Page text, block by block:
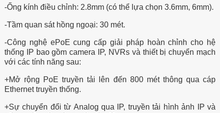
-Ống kính điều chỉnh: 2.8mm (có thể lựa chọn 3.6mm, 6mm).
-Tầm quan sát hồng ngoại: 30 mét.
-Công nghệ ePoE cung cấp giải pháp hoàn chỉnh cho hệ
thống IP bao gồm camera IP, NVRs và thiết bị chuyển mạch
với các tính năng sau:
+Mở rộng PoE truyền tải lên đến 800 mét thông qua cáp
Ethernet truyền thống.
+Sự chuyển đổi từ Analog qua IP, truyền tải hình ảnh IP và